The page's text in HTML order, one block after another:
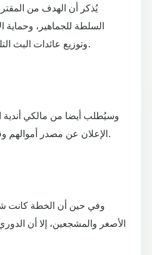
يُذكر أن الهدف من
السلطة للجماهير، وحماية
وتوزيع عائدات البث التلفزيوني على نطاق أوسع.
وسيُطلب أيضا من مالكي أندية
الإعلان عن مصدر أموالهم وقدرتهم على إدارة الديون.
وفي حين أن الخطة كانت
الأصغر والمشجعين، إلا أن